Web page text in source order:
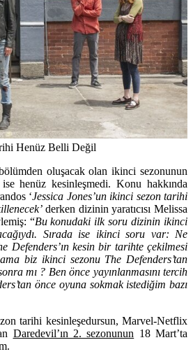
Henüz Belli Değil
oluşacak olan ikinci sezonunun
ise henüz kesinleşmedi. Konu hakkında
‘Jessica Jones’un ikinci sezon tarihi
derken dizinin yaratıcısıMelissa
“Bu konudaki ilk soru dizinin ikinci
Sırada ise ikinci soru var: Ne
Defenders’ın kesin bir tarihte çekilmesi
biz ikinci sezonu The Defenders’tan
mı ? Ben önce yayınlanmasını tercih
önce oyuna sokmak istediğim bazı
tarihi kesinleşedursun, Marvel-Netflix
Daredevil’ın 2. sezonunun 18 Mart’ta